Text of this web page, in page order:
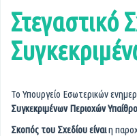
Στεγαστικό
Το Υπουργείο Εσωτερικών
Συγκεκριμένων Περιοχών
Σκοπός του Σχεδίου είναιη